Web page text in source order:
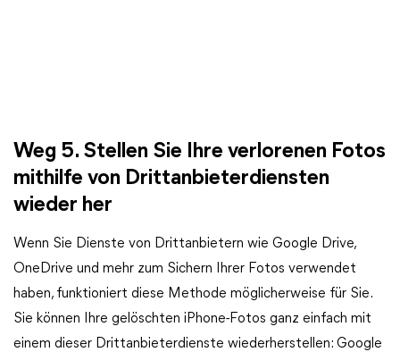
Weg 5. Stellen Sie Ihre verlorenen Fotos
mithilfe von Drittanbieterdiensten
wieder her
Wenn Sie Dienste von Drittanbietern wie Google Drive,
OneDrive und mehr zum Sichern Ihrer Fotos verwendet
haben, funktioniert diese Methode möglicherweise für Sie.
Sie können Ihre gelöschten iPhone-Fotos ganz einfach mit
einem dieser Drittanbieterdienste wiederherstellen: Google